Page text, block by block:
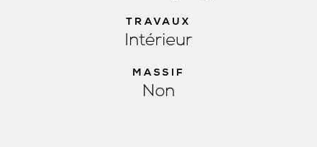
TRAVAUX
Intérieur
MASSIF
Non